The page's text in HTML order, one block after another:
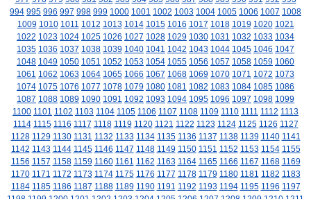
994 995 996 997 998 999 1000 1001 1002 1003 1004 1005 1006 1007 1008
1009 1010 1011 1012 1013 1014 1015 1016 1017 1018 1019 1020 1021
1022 1023 1024 1025 1026 1027 1028 1029 1030 1031 1032 1033 1034
1035 1036 1037 1038 1039 1040 1041 1042 1043 1044 1045 1046 1047
1048 1049 1050 1051 1052 1053 1054 1055 1056 1057 1058 1059 1060
1061 1062 1063 1064 1065 1066 1067 1068 1069 1070 1071 1072 1073
1074 1075 1076 1077 1078 1079 1080 1081 1082 1083 1084 1085 1086
1087 1088 1089 1090 1091 1092 1093 1094 1095 1096 1097 1098 1099
1100 1101 1102 1103 1104 1105 1106 1107 1108 1109 1110 1111 1112 1113
1114 1115 1116 1117 1118 1119 1120 1121 1122 1123 1124 1125 1126 1127
1128 1129 1130 1131 1132 1133 1134 1135 1136 1137 1138 1139 1140 1141
1142 1143 1144 1145 1146 1147 1148 1149 1150 1151 1152 1153 1154 1155
1156 1157 1158 1159 1160 1161 1162 1163 1164 1165 1166 1167 1168 1169
1170 1171 1172 1173 1174 1175 1176 1177 1178 1179 1180 1181 1182 1183
1184 1185 1186 1187 1188 1189 1190 1191 1192 1193 1194 1195 1196 1197